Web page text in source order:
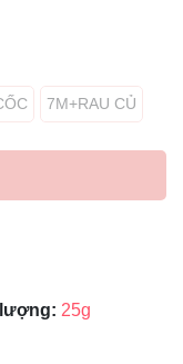
7M+RAU CỦ
25g